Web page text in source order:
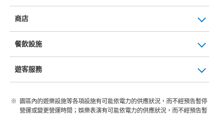
商店
餐飲設施
遊客服務
園區內的遊樂設施等各項設施有可能依電力的供應狀況，而不經預告暫停
營運或變更營運時間；娛樂表演有可能依電力的供應狀況，而不經預告暫